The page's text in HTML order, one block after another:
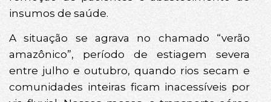
insumos de saúde.
A situação se agrava no chamado “verão
amazônico”, período de estiagem severa
entre julho e outubro, quando rios secam e
comunidades inteiras ficam inacessíveis por